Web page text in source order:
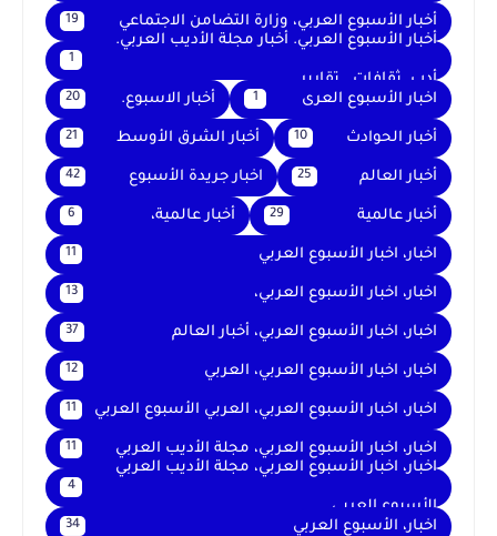
أخبار الأسبوع العربي، وزارة التضامن الاجتماعي 19
أخبار الأسبوع العربي. أخبار مجلة الأديب العربي.
أدب. ثقافات . تقارير .
1
اخبار الأسبوع العرى 1 أخبار الاسبوع. 20
أخبار الحوادث 10 أخبار الشرق الأوسط 21
أخبار العالم 25 اخبار جريدة الأسبوع 42
أخبار عالمية 29 أخبار عالمية، 6
اخبار، اخبار الأسبوع العربي 11
اخبار، اخبار الأسبوع العربي، 13
اخبار، اخبار الأسبوع العربي، أخبار العالم 37
اخبار، اخبار الأسبوع العربي، العربي 12
اخبار، اخبار الأسبوع العربي، العربي الأسبوع العربي 11
اخبار، اخبار الأسبوع العربي، مجلة الأديب العربي 11
اخبار، اخبار الأسبوع العربي، مجلة الأديب العربي
الأسبوع العربي
4
اخبار، الأسبوع العربي 34